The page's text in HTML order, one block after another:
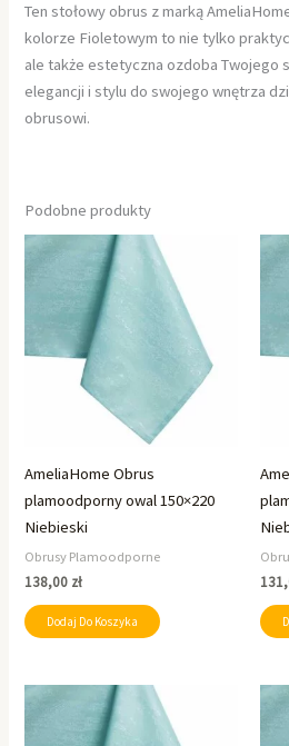
Ten stołowy obrus z marką
kolorze Fioletowym to nie tylko
ale także estetyczna ozdoba Twojego
elegancji i stylu do swojego wnętrza
obrusowi.
Podobne produkty
AmeliaHome Obrus
plamoodporny owal 150×220
Niebieski
Obrusy Plamoodporne
138,00 zł
Dodaj Do Koszyka